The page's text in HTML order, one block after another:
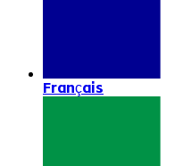
Français